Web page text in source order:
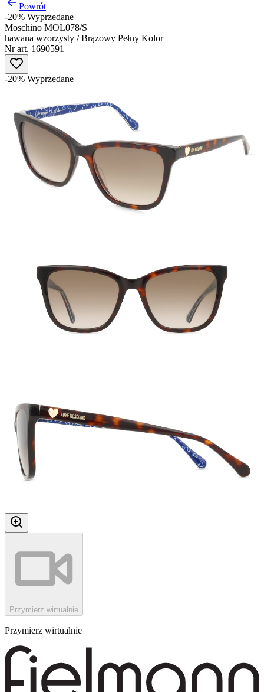
Powrót
-20% Wyprzedane
Moschino MOL078/S
hawana wzorzysty / Brązowy Pełny Kolor
Nr art. 1690591
-20% Wyprzedane
Przymierz wirtualnie
Przymierz wirtualnie